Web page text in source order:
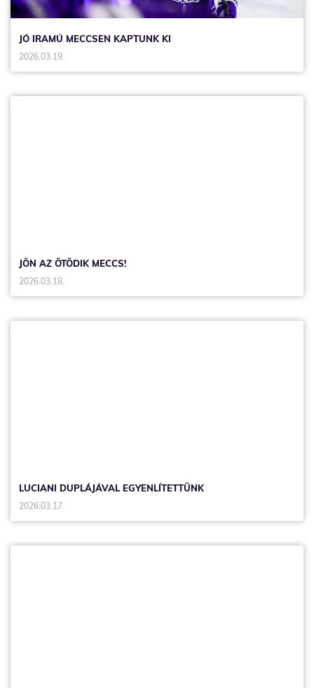
JÓ IRAMÚ MECCSEN KAPTUNK KI
2026.03.19.
JÖN AZ ÖTÖDIK MECCS!
2026.03.18.
LUCIANI DUPLÁJÁVAL EGYENLÍTETTÜNK
2026.03.17.